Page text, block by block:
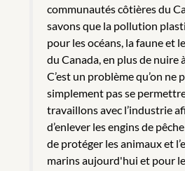
communautés côtières du
savons que la pollution
pour les océans, la faune et
du Canada, en plus de nuire
C’est un problème qu’on ne
simplement pas se
travaillons avec l’industrie
d’enlever les engins de
de protéger les animaux et
marins aujourd'hui et pour